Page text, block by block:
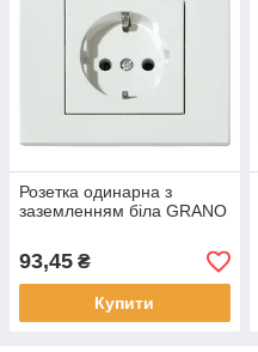
Розетка одинарна з
заземленням біла GRANO
93,45 ₴
Купити